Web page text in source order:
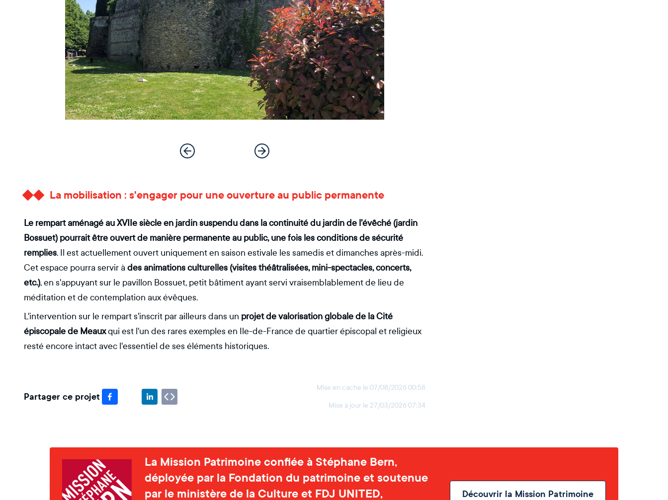
La mobilisation : s'engager pour une ouverture au public permanente
Le rempart aménagé au XVIIe siècle en jardin suspendu dans la continuité du jardin de l'évêché (jardin
Bossuet) pourrait être ouvert de manière permanente au public, une fois les conditions de sécurité
remplies. Il est actuellement ouvert uniquement en saison estivale les samedis et dimanches après-midi.
Cet espace pourra servir àdes animations culturelles (visites théâtralisées, mini-spectacles, concerts,
etc.), en s'appuyant sur le pavillon Bossuet, petit bâtiment ayant servi vraisemblablement de lieu de
méditation et de contemplation aux évêques.
L'intervention sur le rempart s'inscrit par ailleurs dans un projet de valorisation globale de la Cité
épiscopale de Meauxqui est l'un des rares exemples en Ile-de-France de quartier épiscopal et religieux
resté encore intact avec l'essentiel de ses éléments historiques.
Partager ce projet
Mise en cache le 07/08/2026 00:58
Mise à jour le 27/03/2026 07:34
La Mission Patrimoine confiée à Stéphane Bern,
déployée par la Fondation du patrimoine et soutenue
par le ministère de la Culture et FDJ UNITED,
Découvrir la Mission Patrimoine